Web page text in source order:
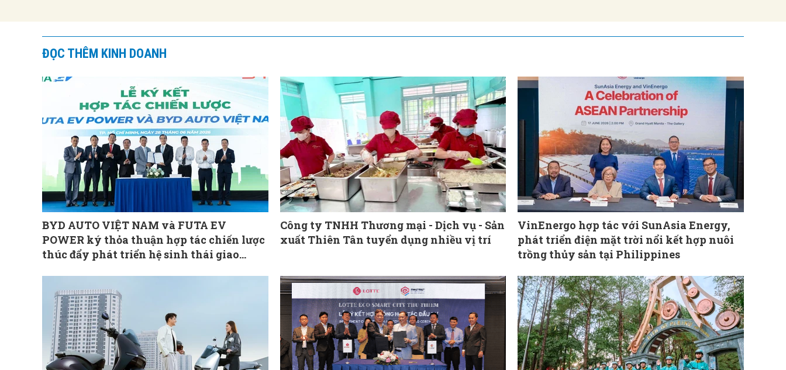
ĐỌC THÊM KINH DOANH
BYD AUTO VIỆT NAM và FUTA EV
POWER ký thỏa thuận hợp tác chiến lược
thúc đẩy phát triển hệ sinh thái giao
Công ty TNHH Thương mại - Dịch vụ - Sản
xuất Thiên Tân tuyển dụng nhiều vị trí
VinEnergo hợp tác với SunAsia Energy,
phát triển điện mặt trời nổi kết hợp nuôi
trồng thủy sản tại Philippines